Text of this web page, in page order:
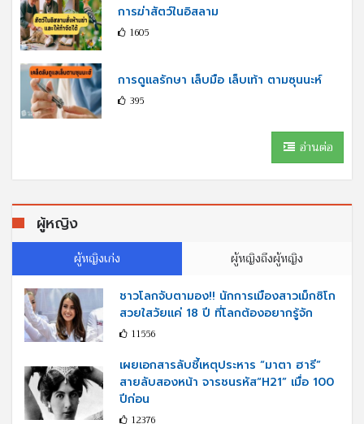
การฆ่าสัตว์ในอิสลาม
1605
การดูแลรักษา เล็บมือ เล็บเท้า ตามซุนนะห์
395
อ่านต่อ
ผู้หญิง
ผู้หญิงเก่ง ผู้หญิงถึงผู้หญิง
ชาวโลกจับตามอง!! นักการเมืองสาวเม็กซิโก
สวยใสวัยแค่ 18 ปี ที่โลกต้องอยากรู้จัก
11556
เผยเอกสารลับชี้เหตุประหาร “มาตา ฮารี”
สายลับสองหน้า จารชนรหัส“H21” เมื่อ 100
ปีก่อน
12376